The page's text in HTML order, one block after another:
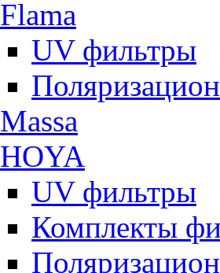
Flama
UV фильтры
Massa
HOYA
UV фильтры
Комплекты